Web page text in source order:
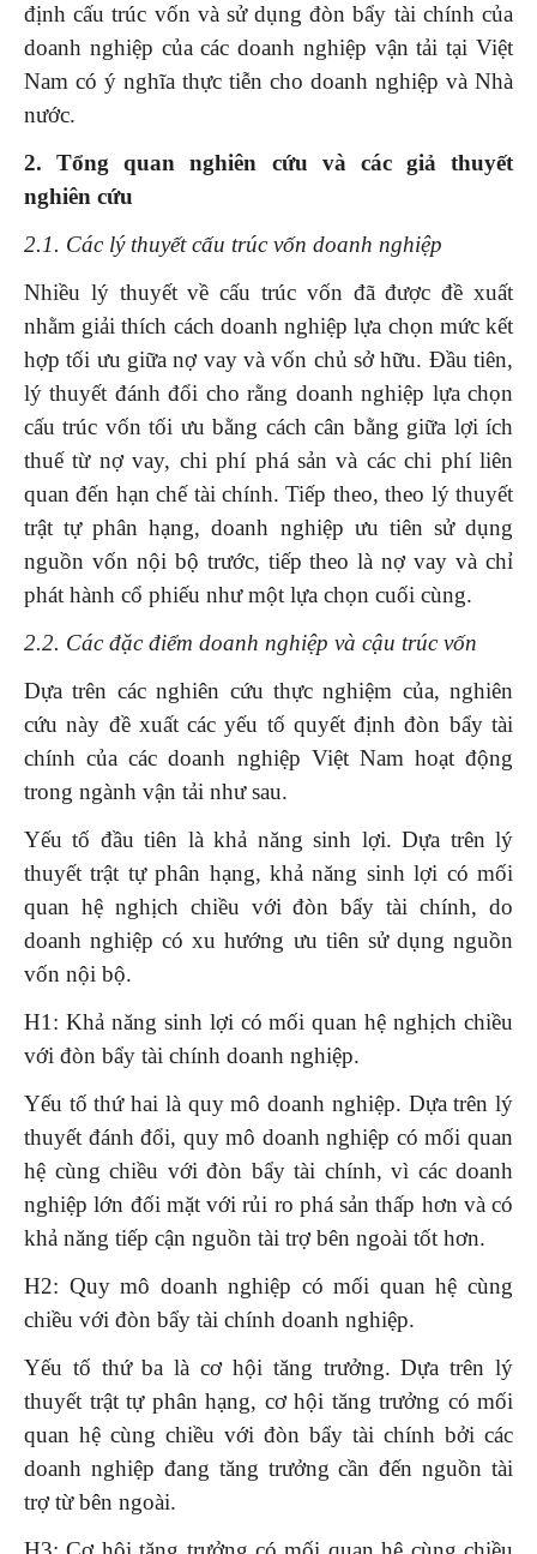
định cấu trúc vốn và sử dụng đòn bẩy tài chính của
doanh nghiệp của các doanh nghiệp vận tải tại Việt
Nam có ý nghĩa thực tiễn cho doanh nghiệp và Nhà
nước.
2. Tổng quan nghiên cứu và các giả thuyết
nghiên cứu
2.1. Các lý thuyết cấu trúc vốn doanh nghiệp
Nhiều lý thuyết về cấu trúc vốn đã được đề xuất
nhằm giải thích cách doanh nghiệp lựa chọn mức kết
hợp tối ưu giữa nợ vay và vốn chủ sở hữu. Đầu tiên,
lý thuyết đánh đổi cho rằng doanh nghiệp lựa chọn
cấu trúc vốn tối ưu bằng cách cân bằng giữa lợi ích
thuế từ nợ vay, chi phí phá sản và các chi phí liên
quan đến hạn chế tài chính. Tiếp theo, theo lý thuyết
trật tự phân hạng, doanh nghiệp ưu tiên sử dụng
nguồn vốn nội bộ trước, tiếp theo là nợ vay và chỉ
phát hành cổ phiếu như một lựa chọn cuối cùng.
2.2. Các đặc điểm doanh nghiệp và cậu trúc vốn
Dựa trên các nghiên cứu thực nghiệm của, nghiên
cứu này đề xuất các yếu tố quyết định đòn bẩy tài
chính của các doanh nghiệp Việt Nam hoạt động
trong ngành vận tải như sau.
Yếu tố đầu tiên là khả năng sinh lợi. Dựa trên lý
thuyết trật tự phân hạng, khả năng sinh lợi có mối
quan hệ nghịch chiều với đòn bẩy tài chính, do
doanh nghiệp có xu hướng ưu tiên sử dụng nguồn
vốn nội bộ.
H1: Khả năng sinh lợi có mối quan hệ nghịch chiều
với đòn bẩy tài chính doanh nghiệp.
Yếu tố thứ hai là quy mô doanh nghiệp. Dựa trên lý
thuyết đánh đổi, quy mô doanh nghiệp có mối quan
hệ cùng chiều với đòn bẩy tài chính, vì các doanh
nghiệp lớn đối mặt với rủi ro phá sản thấp hơn và có
khả năng tiếp cận nguồn tài trợ bên ngoài tốt hơn.
H2: Quy mô doanh nghiệp có mối quan hệ cùng
chiều với đòn bẩy tài chính doanh nghiệp.
Yếu tố thứ ba là cơ hội tăng trưởng. Dựa trên lý
thuyết trật tự phân hạng, cơ hội tăng trưởng có mối
quan hệ cùng chiều với đòn bẩy tài chính bởi các
doanh nghiệp đang tăng trưởng cần đến nguồn tài
trợ từ bên ngoài.